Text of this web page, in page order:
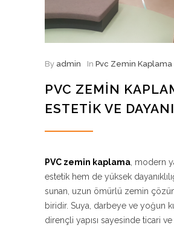
By admin In Pvc Zemin Kaplama
PVC ZEMIN
ESTETIK VE
PVC zemin kaplama, modern
estetik hem de yüksek
sunan, uzun ömürlü zemin
biridir. Suya, darbeye ve yoğun
dirençli yapısı sayesinde ticari